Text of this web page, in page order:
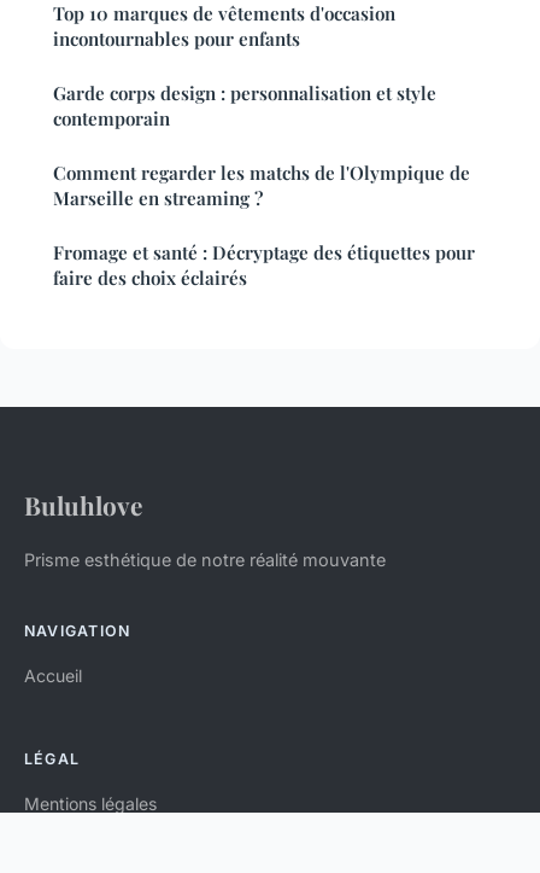
Top 10 marques de vêtements d'occasion
incontournables pour enfants
Garde corps design : personnalisation et style
contemporain
Comment regarder les matchs de l'Olympique de
Marseille en streaming ?
Fromage et santé : Décryptage des étiquettes pour
faire des choix éclairés
Buluhlove
Prisme esthétique de notre réalité mouvante
NAVIGATION
Accueil
LÉGAL
Mentions légales